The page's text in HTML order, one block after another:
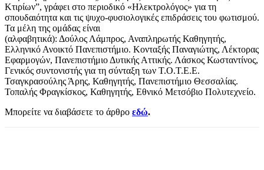
Κτιρίων”, γράφει στο περιοδικό «Ηλεκτρολόγος» για τη
σπουδαιότητα και τις ψυχο-φυσιολογικές επιδράσεις του φωτισμού.
Τα μέλη της ομάδας είναι
(αλφαβητικά): Δούλος Λάμπρος, Αναπληρωτής Καθηγητής,
Ελληνικό Ανοικτό Πανεπιστήμιο. Κονταξής Παναγιώτης, Λέκτορας
Εφαρμογών, Πανεπιστήμιο Δυτικής Αττικής. Λάσκος Κωσταντίνος,
Γενικός συντονιστής για τη σύνταξη των Τ.Ο.Τ.Ε.Ε.
Τσαγκρασούλης Άρης, Καθηγητής, Πανεπιστήμιο Θεσσαλίας.
Τοπαλής Φραγκίσκος, Καθηγητής, Εθνικό Μετσόβιο Πολυτεχνείο.
Μπορείτε να διαβάσετε το άρθρο εδώ.